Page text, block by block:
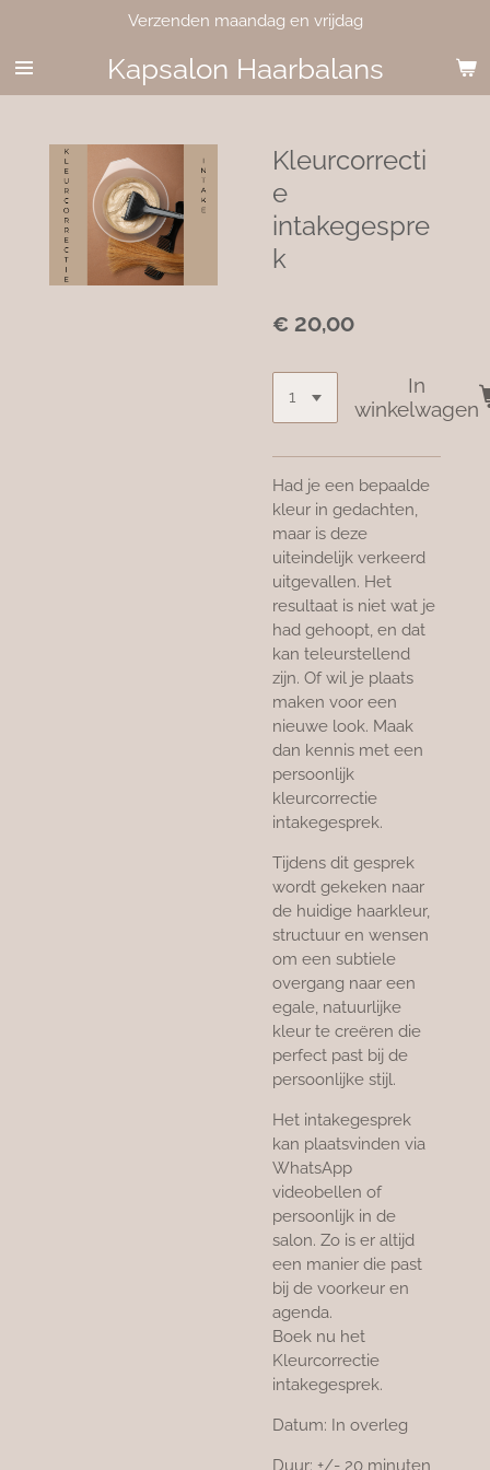
naar
de
Kapsalon Haarbalans
Verzenden maandag en vrijdag
Kleurcorrecti
e
intakegespre
k
€ 20,00
In
winkelwagen
Had je een bepaalde
kleur in gedachten,
maar is deze
uiteindelijk verkeerd
uitgevallen. Het
resultaat is niet wat je
had gehoopt, en dat
kan teleurstellend
zijn. Of wil je plaats
maken voor een
nieuwe look. Maak
dan kennis met een
persoonlijk
kleurcorrectie
intakegesprek.
Tijdens dit gesprek
wordt gekeken naar
de huidige haarkleur,
structuur en wensen
om een subtiele
overgang naar een
egale, natuurlijke
kleur te creëren die
perfect past bij de
persoonlijke stijl.
Het intakegesprek
kan plaatsvinden via
WhatsApp
videobellen of
persoonlijk in de
salon. Zo is er altijd
een manier die past
bij de voorkeur en
agenda.
Boek nu het
Kleurcorrectie
intakegesprek.
Datum: In overleg
Duur: +/- 20 minuten